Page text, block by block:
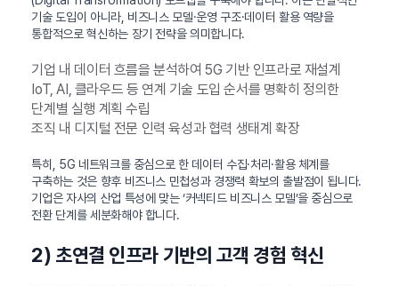
기술 도입이 아니라, 비즈니스 모델·운영 구조·데이터 활용 역량을
통합적으로 혁신하는 장기 전략을 의미합니다.
기업 내 데이터 흐름을 분석하여 5G 기반 인프라로 재설계
IoT, AI, 클라우드 등 연계 기술 도입 순서를 명확히 정의한
단계별 실행 계획 수립
조직 내 디지털 전문 인력 육성과 협력 생태계 확장
특히, 5G 네트워크를 중심으로 한 데이터 수집·처리·활용 체계를
구축하는 것은 향후 비즈니스 민첩성과 경쟁력 확보의 출발점이 됩니다.
기업은 자사의 산업 특성에 맞는 ‘커넥티드 비즈니스 모델’을 중심으로
전환 단계를 세분화해야 합니다.
2) 초연결 인프라 기반의 고객 경험 혁신